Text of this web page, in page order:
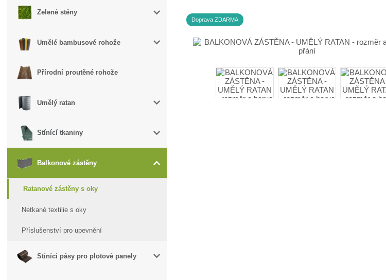
Zelené stěny
Umělé bambusové rohože
Přírodní proutěné rohože
Umělý ratan
Stínící tkaniny
Balkonové zástěny
Ratanové zástěny s oky
Netkané textilie s oky
Příslušenství pro upevnění
Stínící pásy pro plotové panely
Doprava ZDARMA